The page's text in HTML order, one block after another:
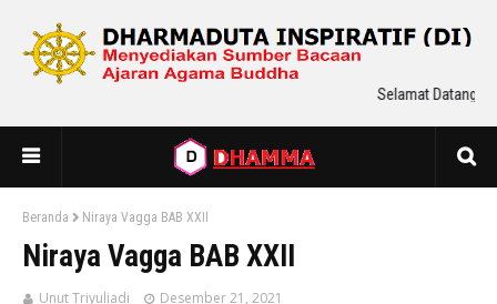
Selamat Datang
Beranda Niraya Vagga BAB XXII
Niraya Vagga BAB XXII
Unut Triyuliadi Desember 21, 2021